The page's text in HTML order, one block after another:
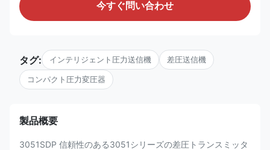
今すぐ問い合わせ
タグ: インテリジェント圧力送信機 差圧送信機
コンパクト圧力変圧器
製品概要
3051SDP 信頼性のある3051シリーズの差圧トランスミッタ